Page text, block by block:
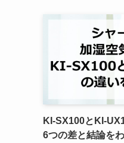
KI-SX100とKI-
6つの差と結論を